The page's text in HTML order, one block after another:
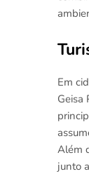
Em
Geisa
Além
junto